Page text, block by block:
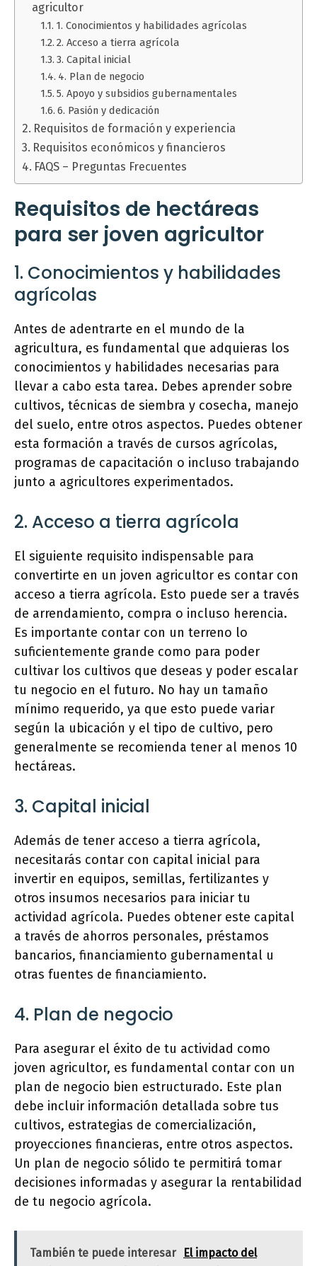
agricultor
1. Conocimientos y habilidades agrícolas
2. Acceso a tierra agrícola
3. Capital inicial
4. Plan de negocio
5. Apoyo y subsidios gubernamentales
6. Pasión y dedicación
Requisitos de formación y experiencia
Requisitos económicos y financieros
FAQS – Preguntas Frecuentes
Requisitos de hectáreas
para ser joven agricultor
1. Conocimientos y habilidades
agrícolas
Antes de adentrarte en el mundo de la
agricultura, es fundamental que adquieras los
conocimientos y habilidades necesarias para
llevar a cabo esta tarea. Debes aprender sobre
cultivos, técnicas de siembra y cosecha, manejo
del suelo, entre otros aspectos. Puedes obtener
esta formación a través de cursos agrícolas,
programas de capacitación o incluso trabajando
junto a agricultores experimentados.
2. Acceso a tierra agrícola
El siguiente requisito indispensable para
convertirte en un joven agricultor es contar con
acceso a tierra agrícola. Esto puede ser a través
de arrendamiento, compra o incluso herencia.
Es importante contar con un terreno lo
suficientemente grande como para poder
cultivar los cultivos que deseas y poder escalar
tu negocio en el futuro. No hay un tamaño
mínimo requerido, ya que esto puede variar
según la ubicación y el tipo de cultivo, pero
generalmente se recomienda tener al menos 10
hectáreas.
3. Capital inicial
Además de tener acceso a tierra agrícola,
necesitarás contar con capital inicial para
invertir en equipos, semillas, fertilizantes y
otros insumos necesarios para iniciar tu
actividad agrícola. Puedes obtener este capital
a través de ahorros personales, préstamos
bancarios, financiamiento gubernamental u
otras fuentes de financiamiento.
4. Plan de negocio
Para asegurar el éxito de tu actividad como
joven agricultor, es fundamental contar con un
plan de negocio bien estructurado. Este plan
debe incluir información detallada sobre tus
cultivos, estrategias de comercialización,
proyecciones financieras, entre otros aspectos.
Un plan de negocio sólido te permitirá tomar
decisiones informadas y asegurar la rentabilidad
de tu negocio agrícola.
También te puede interesar
El impacto del